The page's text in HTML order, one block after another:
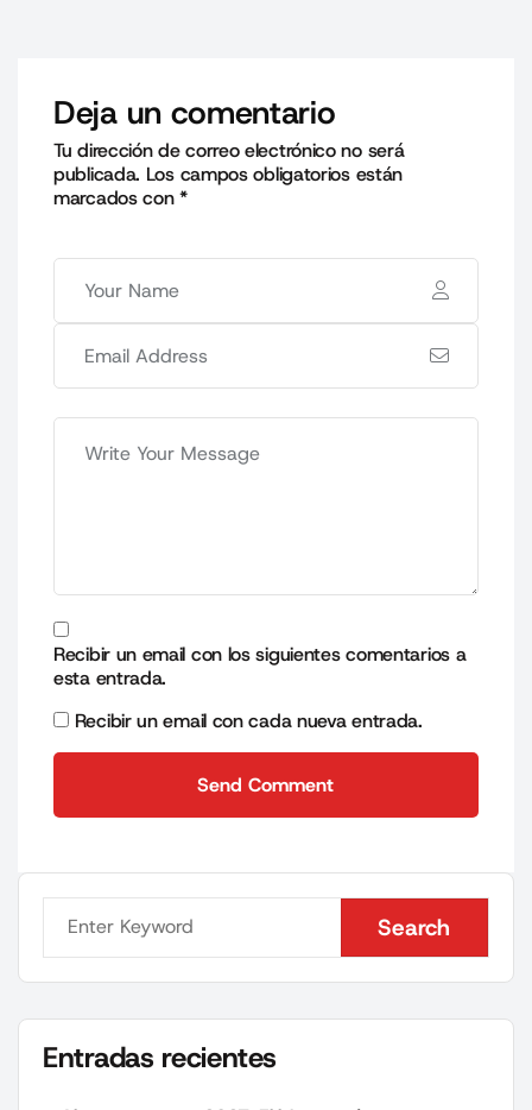
Deja un comentario
Tu dirección de correo electrónico no será
publicada. Los campos obligatorios están
marcados con*
Recibir un email con los siguientes comentarios a
esta entrada.
Recibir un email con cada nueva entrada.
Send Comment
Search
Search
Entradas recientes